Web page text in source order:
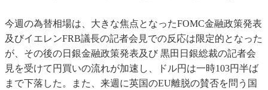
今週の為替相場は、大きな焦点となったFOMC金融政策発表
及びイエレンFRB議長の記者会見での反応は限定的となった
が、その後の日銀金融政策発表及び 黒田日銀総裁の記者会
見を受けて円買いの流れが加速し、ドル円は一時103円半ば
まで下落した。また、来週に英国のEU離脱の賛否を問う国